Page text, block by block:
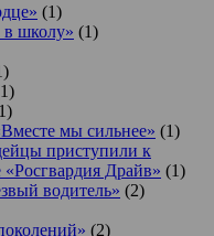
(1)
в школу» (1)
мы сильнее» (1)
приступили к
Драйв» (1)
водитель» (2)
(2)